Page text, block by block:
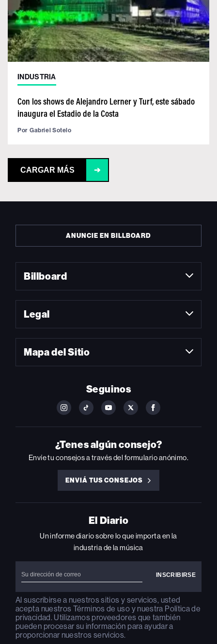
INDUSTRIA
Con los shows de Alejandro Lerner y Turf, este sábado
inaugura el Estadio de la Costa
Por Gabriel Sotelo
CARGAR MÁS ➔
ANUNCIE EN BILLBOARD
Billboard
Legal
Mapa del Sitio
Seguinos
FOLLOW
ON
INSTAGRAM
FOLLOW
ON
YOUTUBE
FOLLOW
ON
YOUTUBE
FOLLOW
ON
FOLLOW
ON
FACEBOOK
¿Tenes algún consejo?
Envíe tu consejos a través del formulario anónimo.
ENVIÁ TUS CONSEJOS
ENVIÁ
CONSEJOS
El Diario
Un informe diario sobre lo que importa en la
industria de la música
Al suscribirse a nuestros sitios y servicios, usted
acepta nuestros Términos de uso y nuestra Política de
privacidad. Utilizamos proveedores que también
pueden procesar su información para ayudar a
proporcionar nuestros servicios.